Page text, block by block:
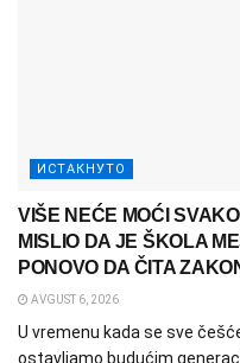
ИСТАКНУТО
VIŠE NEĆE MOĆI
MISLIO DA JE ŠKOLA
PONOVO DA ČITA
AVGUST 6, 2026
U vremenu kada se sve
ostavljamo budućim